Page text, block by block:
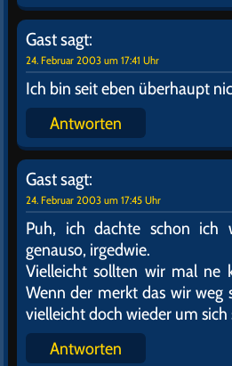
Weiß nicht. Aber nun scheint
Laß uns mal nicht mehr ganz
ham wir den schwulen Sack
der Pelle.
Antworten
Gastsagt:
24. Februar 2003 um 17:39 Uhr
Hast recht.
Weißt Du was komisch ist ?
Antworten
Gastsagt:
24. Februar 2003 um 17:40 Uhr